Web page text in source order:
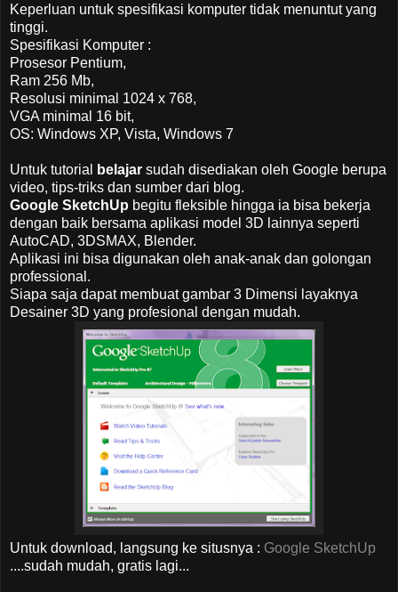
Keperluan untuk spesifikasi komputer tidak menuntut yang
tinggi.
Spesifikasi Komputer :
Prosesor Pentium,
Ram 256 Mb,
Resolusi minimal 1024 x 768,
VGA minimal 16 bit,
OS: Windows XP, Vista, Windows 7
Untuk tutorial belajar sudah disediakan oleh Google berupa
video, tips-triks dan sumber dari blog.
Google SketchUp begitu fleksible hingga ia bisa bekerja
dengan baik bersama aplikasi model 3D lainnya seperti
AutoCAD, 3DSMAX, Blender.
Aplikasi ini bisa digunakan oleh anak-anak dan golongan
professional.
Siapa saja dapat membuat gambar 3 Dimensi layaknya
Desainer 3D yang profesional dengan mudah.
Untuk download, langsung ke situsnya : Google SketchUp
....sudah mudah, gratis lagi...